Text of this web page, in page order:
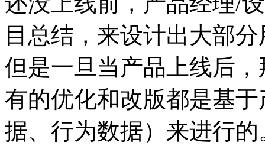
目总结，来设计出大部
但是一旦当产品上线后
有的优化和改版都是基
据、行为数据）来进行